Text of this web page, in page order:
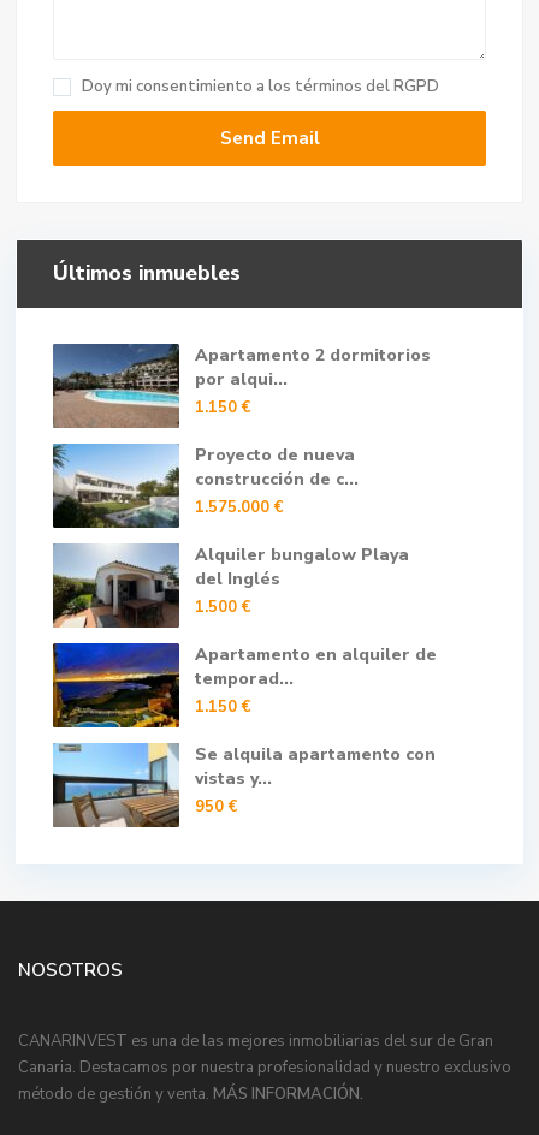
Doy mi consentimiento a los términos del RGPD
Últimos inmuebles
Apartamento 2 dormitorios
por alqui...
1.150 €
Proyecto de nueva
construcción de c...
1.575.000 €
Alquiler bungalow Playa
del Inglés
1.500 €
Apartamento en alquiler de
temporad...
1.150 €
Se alquila apartamento con
vistas y...
950 €
NOSOTROS
CANARINVEST es una de las mejores inmobiliarias del sur de Gran
Canaria. Destacamos por nuestra profesionalidad y nuestro exclusivo
método de gestión y venta. MÁS INFORMACIÓN.